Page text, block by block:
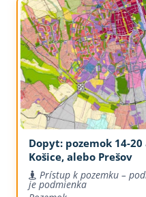
Dopyt: pozemok 14-
Košice, alebo Prešov
Prístup k pozemku –
je podmienka